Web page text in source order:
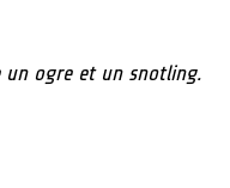
un ogre et un snotling.